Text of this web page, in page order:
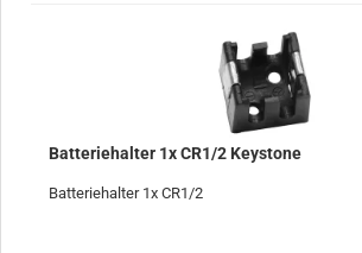
Batteriehalter 1x CR1/2 Keystone
Batteriehalter 1x CR1/2